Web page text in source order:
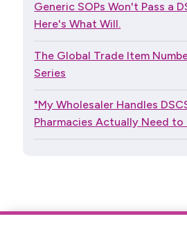
Generic SOPs Won't Pass a
Here's What Will.
The Global Trade Item
Series
"My Wholesaler Handles
Pharmacies Actually Need to